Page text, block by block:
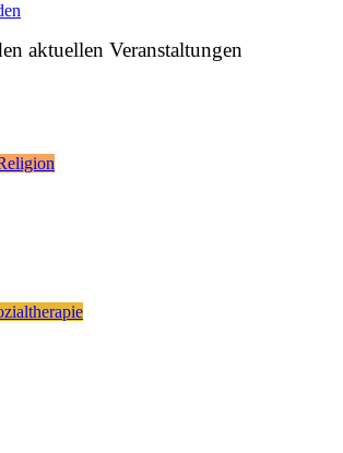
aktuellen Veranstaltungen